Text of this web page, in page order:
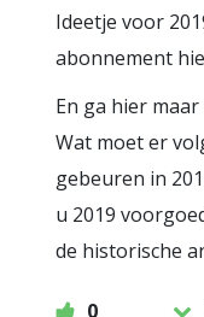
Ideetje voor
abonnement
En ga hier
Wat moet er
gebeuren in
u 2019
de historische
0